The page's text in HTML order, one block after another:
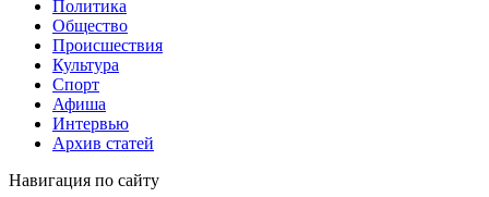
Политика
Общество
Проиcшествия
Культура
Спорт
Афиша
Интервью
Архив статей
Навигация по сайту